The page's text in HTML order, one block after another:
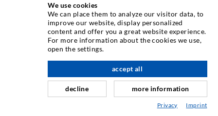
TECNICA DI INIEZIONE
Iniezione di crepe
Barriera orizzontale
Iniezione muro controterra/muratura
Riparazione giunti
verso l'alto
We use cookies
We can place them to analyze our visitor data, to
improve our website, display personalized
content and offer you a great website experience.
For more information about the cookies we use,
open the settings.
decline
accept all
more information
Privacy Imprint